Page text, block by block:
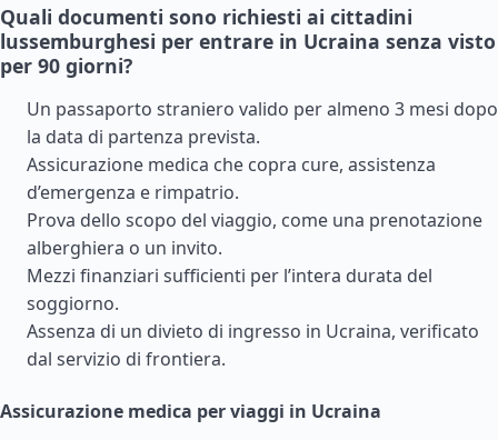
Quali documenti sono richiesti ai cittadini
lussemburghesi per entrare in Ucraina senza visto
per 90 giorni?
Un passaporto straniero valido per almeno 3 mesi dopo
la data di partenza prevista.
Assicurazione medica che copra cure, assistenza
d’emergenza e rimpatrio.
Prova dello scopo del viaggio, come una prenotazione
alberghiera o un invito.
Mezzi finanziari sufficienti per l’intera durata del
soggiorno.
Assenza di un divieto di ingresso in Ucraina, verificato
dal servizio di frontiera.
Assicurazione medica per viaggi in Ucraina